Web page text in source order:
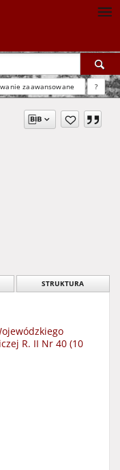
zaawansowane ?
STRUKTURA
R. II Nr 40 (10